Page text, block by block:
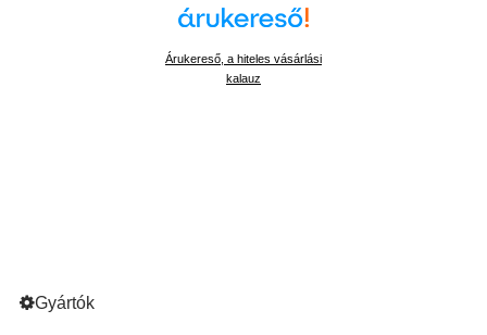
Árukereső, a hiteles vásárlási
kalauz
Gyártók